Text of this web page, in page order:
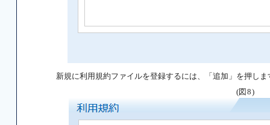
新規に利用規約ファイルを登録するには、「追加」を押し
(図8)